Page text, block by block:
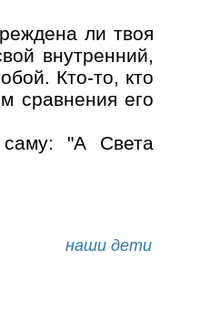
ли твоя
внутренний,
Кто-то, кто
сравнения его
"А Света
наши дети